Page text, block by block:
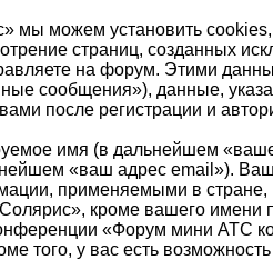
можем установить
страниц, созданных
на форум. Этими
сообщения»), данные,
после регистрации и
имя (в дальнейшем
«ваш адрес email»).
применяемыми в
кроме вашего имени
«Форум мини АТС
у вас есть